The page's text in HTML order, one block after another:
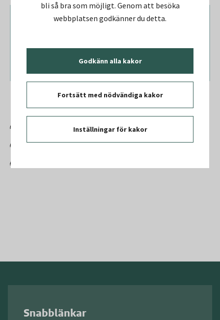
bli så bra som möjligt. Genom att besöka
webbplatsen godkänner du detta.
Godkänn alla kakor
Fortsätt med nödvändiga kakor
Inställningar för kakor
Relaterade länkar
AFS 1999:3
Arbetsmiljöguiden
AML arbetsmiljölagen
Snabblänkar